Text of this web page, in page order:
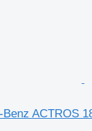
ACTROS